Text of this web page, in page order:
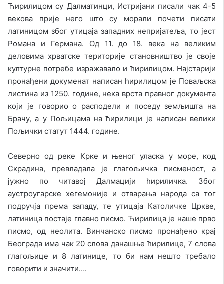
Ћирилицом су Далматинци, Истријани писали чак 4-5
векова прије него што су морали почети писати
латиницом због утицаја западних непријатеља, то јест
Романа и Германа. Од 11. до 18. века на великим
деловима хрватске територије становништво је своје
културне потребе изражавало и ћирилицом. Најстарији
пронађени докуменат написан ћирилицом је Поваљска
листина из 1250. године, нека врста правног документа
који је говорио о расподели и поседу земљишта на
Брачу, а у Пољицама на ћирилици је написан велики
Пољички статут 1444. године.
Северно од реке Крке и њеног уласка у море, код
Скрадина, превладала је глагољичка писменост, а
јужно по читавој Далмацији ћириличка. Због
аустроугарске хегемоније и отварања народа са тог
подручја према западу, те утицаја Католичке Цркве,
латиница постаје главно писмо. Ћирилица је наше прво
писмо, од неолита. Винчанско писмо пронађено крај
Београда има чак 20 слова данашње ћирилице, 7 слова
глагољице и 8 латинице, то би нам нешто требало
говорити и значити….